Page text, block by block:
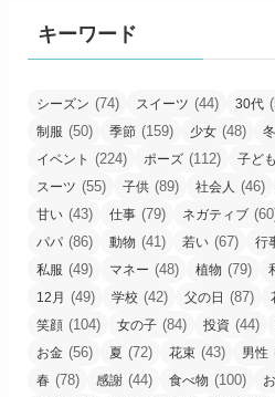
キーワード
シーズン (74) スイーツ (44) 30代
制服 (50) 季節 (159) 少女 (48) 冬
イベント (224) ポーズ (112) 子ども
スーツ (55) 子供 (89) 社会人 (46)
甘い (43) 仕事 (79) ネガティブ
パパ (86) 動物 (41) 若い (67) 行
私服 (49) マネー (48) 植物 (79)
12月 (49) 学校 (42) 父の日 (87)
笑顔 (104) 女の子 (84) 投資 (44)
お金 (56) 夏 (72) 花束 (43) 男性
春 (78) 感謝 (44) 食べ物 (100)